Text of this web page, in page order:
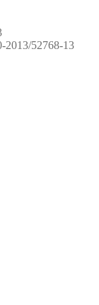
2013/52768-13